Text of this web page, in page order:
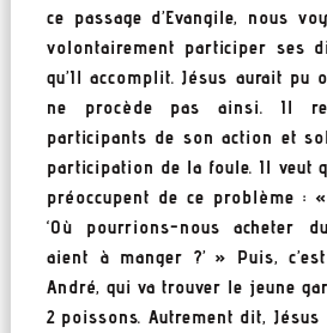
ce passage d’Evangile, nous
volontairement participer ses
qu’Il accomplit. Jésus aurait
ne procède pas ainsi. Il
participants de son action et
participation de la foule. Il veut
préoccupent de ce problème
‘Où pourrions-nous acheter
aient à manger ?’ » Puis,
André, qui va trouver le jeune
2 poissons. Autrement dit,